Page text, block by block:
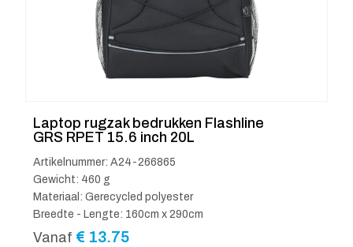
Laptop rugzak bedrukken Flashline
GRS RPET 15.6 inch 20L
Artikelnummer: A24-266865
Gewicht: 460 g
Materiaal: Gerecycled polyester
Breedte - Lengte: 160cm x 290cm
Vanaf € 13.75